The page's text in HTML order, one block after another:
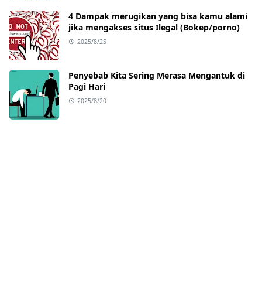
4 Dampak merugikan yang bisa kamu alami
jika mengakses situs Ilegal (Bokep/porno)
2025/8/25
Penyebab Kita Sering Merasa Mengantuk di
Pagi Hari
2025/8/20